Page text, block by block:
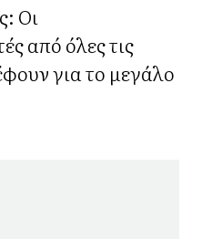
Οι
από όλες τις
για το μεγάλο